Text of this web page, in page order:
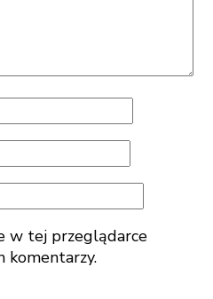
w tej przeglądarce
komentarzy.